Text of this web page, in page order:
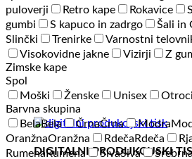
DIGITALNI PRODUKCIJSKI
puloverji
Retro kape Rokavice
gumbi
S kapuco in zadrgo Šali in
Slinčki
Trenirke Varnostni
Visokovidne jakne
Vizirji Z
Zimske kape
Spol
Moški
Ženske Unisex
Otroci
Barvna skupina
BelaBela ČrnaČrna Modra
OranžnaOranžna Rdeča Rdeča
RumenaRumena SivaSiva Srebrna